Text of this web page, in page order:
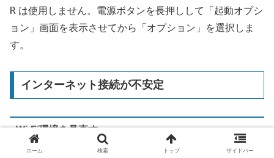
R は使用しません。電源ボタンを長押しして「起動オプシ
ョン」画面を表示させてから「オプション」を選択しま
す。
インターネット接続が不安定
Wi-Fi環境を見直す
ホーム 検索 トップ サイドバー